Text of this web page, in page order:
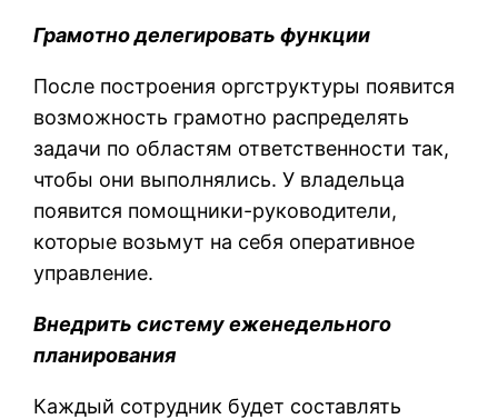
Грамотно делегировать функции
После построения оргструктуры появится
возможность грамотно распределять
задачи по областям ответственности так,
чтобы они выполнялись. У владельца
появится помощники-руководители,
которые возьмут на себя оперативное
управление.
Внедрить систему еженедельного
планирования
Каждый сотрудник будет составлять